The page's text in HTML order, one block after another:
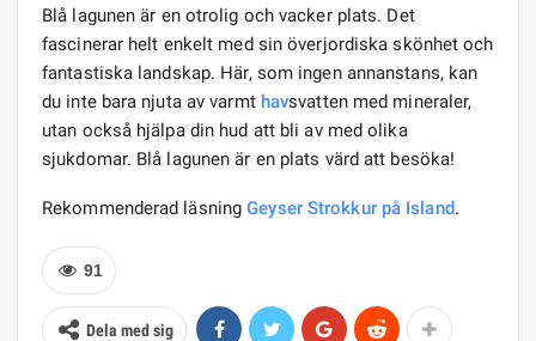
Blå lagunen är en otrolig och vacker plats. Det
fascinerar helt enkelt med sin överjordiska skönhet och
fantastiska landskap. Här, som ingen annanstans, kan
du inte bara njuta av varmt havsvatten med mineraler,
utan också hjälpa din hud att bli av med olika
sjukdomar. Blå lagunen är en plats värd att besöka!
Rekommenderad läsningGeyser Strokkur på Island.
91
Dela med sig